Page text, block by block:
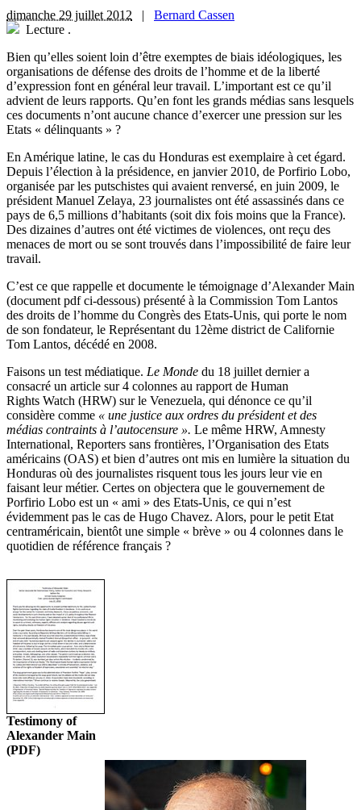
dimanche 29 juillet 2012 | Bernard Cassen
Lecture .
Bien qu’elles soient loin d’être exemptes de biais idéologiques, les
organisations de défense des droits de l’homme et de la liberté
d’expression font en général leur travail. L’important est ce qu’il
advient de leurs rapports. Qu’en font les grands médias sans lesquels
ces documents n’ont aucune chance d’exercer une pression sur les
Etats « délinquants » ?
En Amérique latine, le cas du Honduras est exemplaire à cet égard.
Depuis l’élection à la présidence, en janvier 2010, de Porfirio Lobo,
organisée par les putschistes qui avaient renversé, en juin 2009, le
président Manuel Zelaya, 23 journalistes ont été assassinés dans ce
pays de 6,5 millions d’habitants (soit dix fois moins que la France).
Des dizaines d’autres ont été victimes de violences, ont reçu des
menaces de mort ou se sont trouvés dans l’impossibilité de faire leur
travail.
C’est ce que rappelle et documente le témoignage d’Alexander Main
(document pdf ci-dessous) présenté à la Commission Tom Lantos
des droits de l’homme du Congrès des Etats-Unis, qui porte le nom
de son fondateur, le Représentant du 12ème district de Californie
Tom Lantos, décédé en 2008.
Faisons un test médiatique. Le Monde du 18 juillet dernier a
consacré un article sur 4 colonnes au rapport de Human
Rights Watch (HRW) sur le Venezuela, qui dénonce ce qu’il
considère comme « une justice aux ordres du président et des
médias contraints à l’autocensure ». Le même HRW, Amnesty
International, Reporters sans frontières, l’Organisation des Etats
américains (OAS) et bien d’autres ont mis en lumière la situation du
Honduras où des journalistes risquent tous les jours leur vie en
faisant leur métier. Certes on objectera que le gouvernement de
Porfirio Lobo est un « ami » des Etats-Unis, ce qui n’est
évidemment pas le cas de Hugo Chavez. Alors, pour le petit Etat
centraméricain, bientôt une simple « brève » ou 4 colonnes dans le
quotidien de référence français ?
Testimony of
Alexander Main
(PDF)